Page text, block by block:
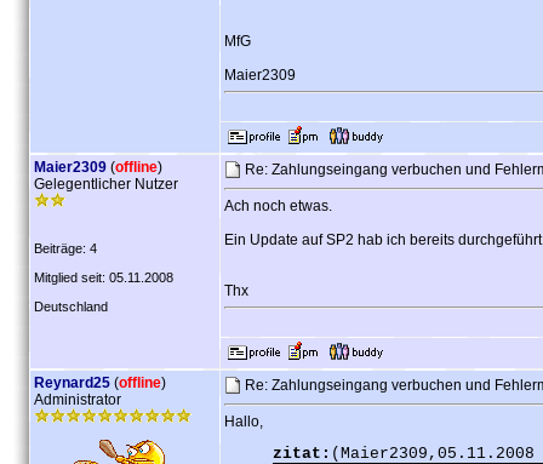
MfG
Maier2309
Maier2309 (offline)
Gelegentlicher Nutzer
Beiträge: 4
Mitglied seit: 05.11.2008
Deutschland
Re: Zahlungseingang verbuchen und
Ach noch etwas.
Ein Update auf SP2 hab ich bereits
Thx
Reynard25 (offline)
Administrator
Re: Zahlungseingang verbuchen und
Hallo,
zitat: